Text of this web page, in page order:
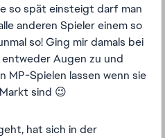
so spät einsteigt darf man
anderen Spieler einem so
so! Ging mir damals bei
Augen zu und
MP-Spielen lassen wenn sie
sind 😉
hat sich in der